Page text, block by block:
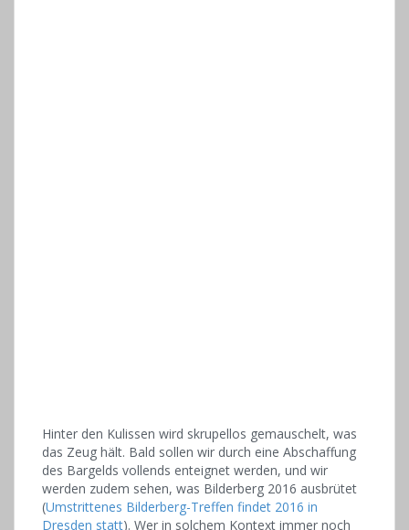
Hinter den Kulissen wird skrupellos gemauschelt, was
das Zeug hält. Bald sollen wir durch eine Abschaffung
des Bargelds vollends enteignet werden, und wir
werden zudem sehen, was Bilderberg 2016 ausbrütet
(Umstrittenes Bilderberg-Treffen findet 2016 in
Dresden statt). Wer in solchem Kontext immer noch